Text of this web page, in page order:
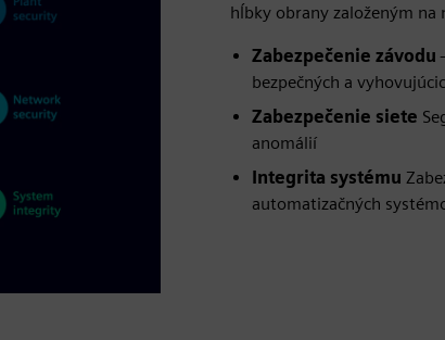
hĺbky obrany založeným na
Zabezpečenie závodu
bezpečných a
Zabezpečenie siete
anomálií
Integrita systému
automatizačných